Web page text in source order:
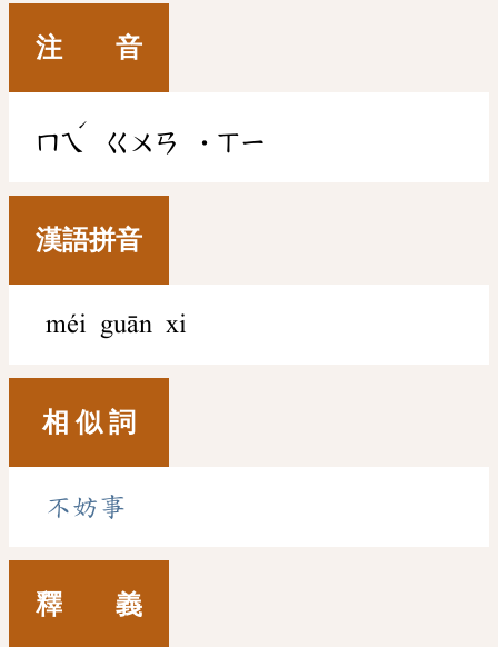
注 音
ㄇㄟ
ˊ
ㄍㄨㄢ ˙ㄒㄧ
漢語拼音
méi guān xi
相 似 詞
不妨事
釋 義